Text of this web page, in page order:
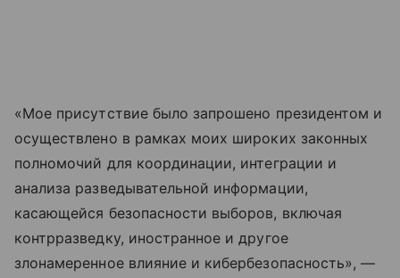
«Мое присутствие было запрошено президентом и
осуществлено в рамках моих широких законных
полномочий для координации, интеграции и
анализа разведывательной информации,
касающейся безопасности выборов, включая
контрразведку, иностранное и другое
злонамеренное влияние и кибербезопасность», —